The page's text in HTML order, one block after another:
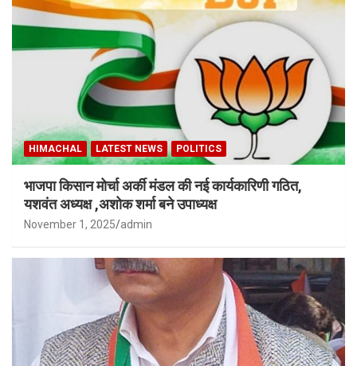
HIMACHAL LATEST NEWS POLITICS
भाजपा किसान मोर्चा अर्की मंडल की नई कार्यकारिणी गठित,
यशवंत अध्यक्ष ,अशोक शर्मा बने उपाध्यक्ष
November 1, 2025 admin